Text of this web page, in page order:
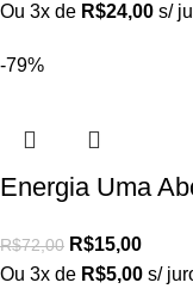
Ou 3x de R$24,00 s/
-79%
Energia Uma
R$72,00 R$15,00
Ou 3x de R$5,00 s/